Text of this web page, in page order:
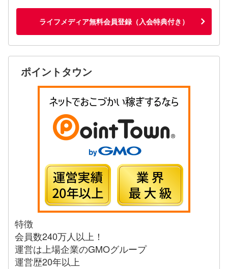
ライフメディア無料会員登録（入会特典付き）
ポイントタウン
特徴
会員数240万人以上！
運営は上場企業のGMOグループ
運営歴20年以上